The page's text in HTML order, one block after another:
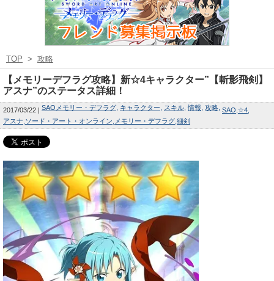
TOP > 攻略
【メモリーデフラグ攻略】新☆4キャラクター”【斬影飛剣】
アスナ”のステータス詳細！
2017/03/22 SAOメモリー・デフラグ キャラクター スキル 情報 攻略 SAO ☆4
アスナ ソード・アート・オンライン メモリー・デフラグ 細剣